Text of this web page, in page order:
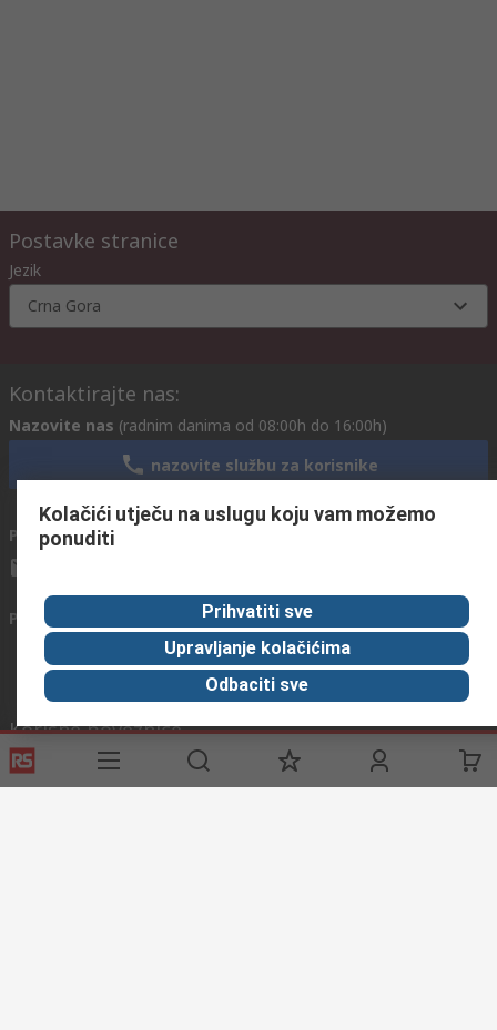
Postavke stranice
Jezik
Crna Gora
Kontaktirajte nas:
Nazovite nas (radnim danima od 08:00h do 16:00h)
nazovite službu za korisnike
Pošaljite nam email
Povežite se s nama
Korisne poveznice
Usluge
O RS-u
Industrijska
Kolačići utječu na uslugu koju vam možemo
ponuditi
Prihvatiti sve
Upravljanje kolačićima
Odbaciti sve